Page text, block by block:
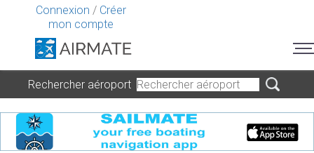
Connexion / Créer
mon compte
Rechercher aéroport